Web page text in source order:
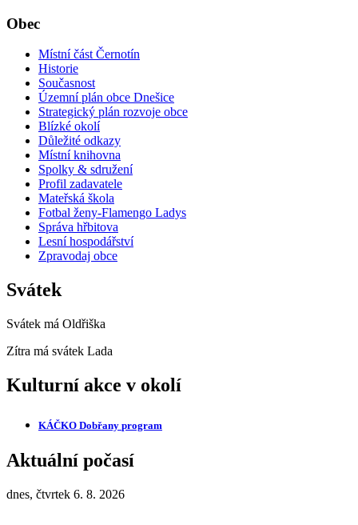
Obec
Místní část Černotín
Historie
Současnost
Územní plán obce Dnešice
Strategický plán rozvoje obce
Blízké okolí
Důležité odkazy
Místní knihovna
Spolky & sdružení
Profil zadavatele
Mateřská škola
Fotbal ženy-Flamengo Ladys
Správa hřbitova
Lesní hospodářství
Zpravodaj obce
Svátek
Svátek má Oldřiška
Zítra má svátek Lada
Kulturní akce v okolí
KÁČKO Dobřany program
Aktuální počasí
dnes, čtvrtek 6. 8. 2026